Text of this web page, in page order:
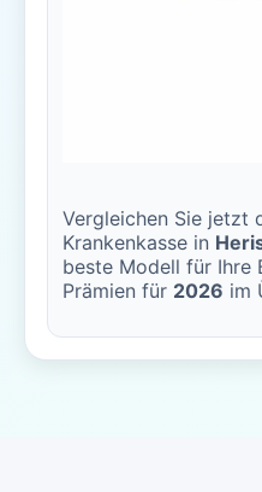
Vergleichen Sie jetzt
Krankenkasse in
beste Modell für Ihre
Prämien für 2026 im